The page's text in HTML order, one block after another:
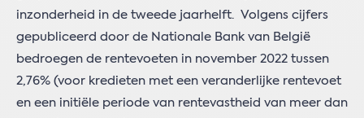
inzonderheid in de tweede jaarhelft. Volgens cijfers
gepubliceerd door de Nationale Bank van België
bedroegen de rentevoeten in november 2022 tussen
2,76% (voor kredieten met een veranderlijke rentevoet
en een initiële periode van rentevastheid van meer dan